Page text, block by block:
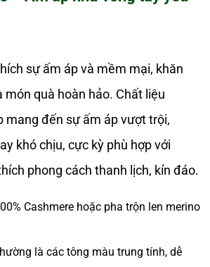
sự ấm áp và mềm mại, khăn
món quà hoàn hảo. Chất liệu
mang đến sự ấm áp vượt trội,
khó chịu, cực kỳ phù hợp với
phong cách thanh lịch, kín đáo.
Cashmere hoặc pha trộn len merino
là các tông màu trung tính, dễ